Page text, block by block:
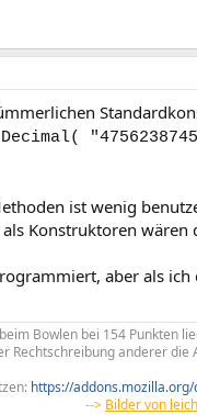
ist wenig
Konstruktoren wären
aber als
Bowlen bei 154 Punkten
Rechtschreibung anderer die
https://
--> Bilder von